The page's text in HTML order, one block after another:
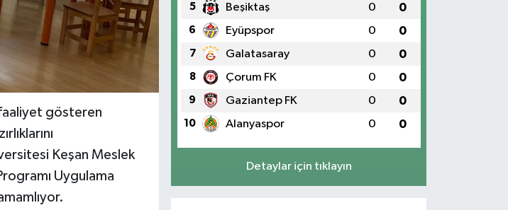
gösteren
Keşan Meslek
Uygulama
5 Beşiktaş 0 0
6 Eyüpspor 0 0
7 Galatasaray 0 0
8 Çorum FK 0 0
9 Gaziantep FK 0 0
10 Alanyaspor 0 0
Detaylar için tıklayın